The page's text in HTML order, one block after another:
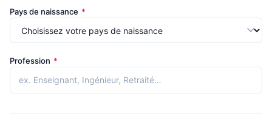
Pays de naissance *
Profession *